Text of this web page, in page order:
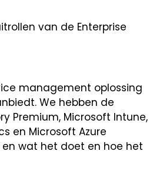
van de Enterprise
management oplossing
We hebben de
Premium, Microsoft Intune,
en Microsoft Azure
wat het doet en hoe het